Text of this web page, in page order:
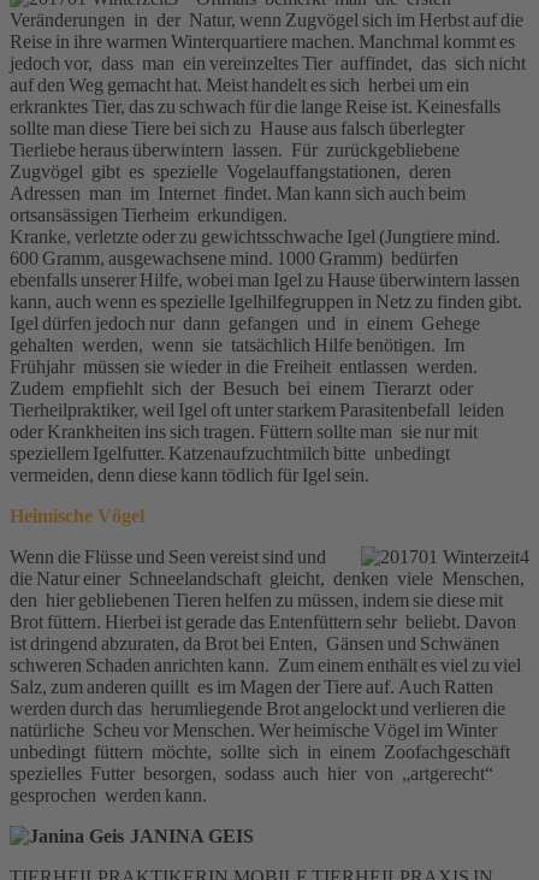
Veränderungen in der Natur, wenn Zugvögel sich im Herbst auf die
Reise in ihre warmen Winterquartiere machen. Manchmal kommt es
jedoch vor, dass man ein vereinzeltes Tier auffindet, das sich nicht
auf den Weg gemacht hat. Meist handelt es sich herbei um ein
erkranktes Tier, das zu schwach für die lange Reise ist. Keinesfalls
sollte man diese Tiere bei sich zu Hause aus falsch überlegter
Tierliebe heraus überwintern lassen. Für zurückgebliebene
Zugvögel gibt es spezielle Vogelauffangstationen, deren
Adressen man im Internet findet. Man kann sich auch beim
ortsansässigen Tierheim erkundigen.
Kranke, verletzte oder zu gewichtsschwache Igel (Jungtiere mind.
600 Gramm, ausgewachsene mind. 1000 Gramm) bedürfen
ebenfalls unserer Hilfe, wobei man Igel zu Hause überwintern lassen
kann, auch wenn es spezielle Igelhilfegruppen in Netz zu finden gibt.
Igel dürfen jedoch nur dann gefangen und in einem Gehege
gehalten werden, wenn sie tatsächlich Hilfe benötigen. Im
Frühjahr müssen sie wieder in die Freiheit entlassen werden.
Zudem empfiehlt sich der Besuch bei einem Tierarzt oder
Tierheilpraktiker, weil Igel oft unter starkem Parasitenbefall leiden
oder Krankheiten ins sich tragen. Füttern sollte man sie nur mit
speziellem Igelfutter. Katzenaufzuchtmilch bitte unbedingt
vermeiden, denn diese kann tödlich für Igel sein.
Heimische Vögel
Wenn die Flüsse und Seen vereist sind und
die Natur einer Schneelandschaft gleicht, denken viele Menschen,
den hier gebliebenen Tieren helfen zu müssen, indem sie diese mit
Brot füttern. Hierbei ist gerade das Entenfüttern sehr beliebt. Davon
ist dringend abzuraten, da Brot bei Enten, Gänsen und Schwänen
schweren Schaden anrichten kann. Zum einem enthält es viel zu viel
Salz, zum anderen quillt es im Magen der Tiere auf. Auch Ratten
werden durch das herumliegende Brot angelockt und verlieren die
natürliche Scheu vor Menschen. Wer heimische Vögel im Winter
unbedingt füttern möchte, sollte sich in einem Zoofachgeschäft
spezielles Futter besorgen, sodass auch hier von „artgerecht“
gesprochen werden kann.
JANINA GEIS